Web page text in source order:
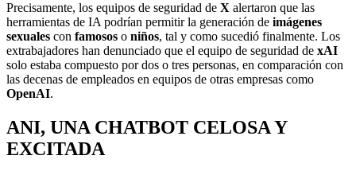
Precisamente, los equipos de seguridad de X alertaron que las
herramientas de IA podrían permitir la generación de imágenes
sexuales con famosos o niños, tal y como sucedió finalmente. Los
extrabajadores han denunciado que el equipo de seguridad de xAI
solo estaba compuesto por dos o tres personas, en comparación con
las decenas de empleados en equipos de otras empresas como
OpenAI.
ANI, UNA CHATBOT CELOSA Y
EXCITADA